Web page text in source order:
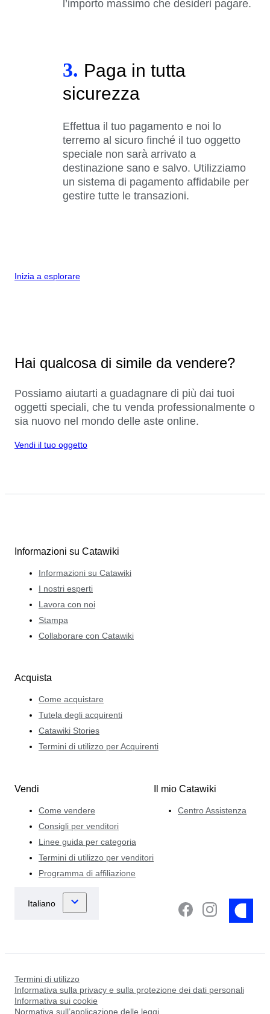
l’importo massimo che desideri pagare.
3. Paga in tutta
sicurezza
Effettua il tuo pagamento e noi lo
terremo al sicuro finché il tuo oggetto
speciale non sarà arrivato a
destinazione sano e salvo. Utilizziamo
un sistema di pagamento affidabile per
gestire tutte le transazioni.
Inizia a esplorare
Hai qualcosa di simile da vendere?
Possiamo aiutarti a guadagnare di più dai tuoi
oggetti speciali, che tu venda professionalmente o
sia nuovo nel mondo delle aste online.
Vendi il tuo oggetto
Informazioni su Catawiki
Informazioni su Catawiki
I nostri esperti
Lavora con noi
Stampa
Collaborare con Catawiki
Acquista
Come acquistare
Tutela degli acquirenti
Catawiki Stories
Termini di utilizzo per Acquirenti
Vendi
Come vendere
Consigli per venditori
Linee guida per categoria
Termini di utilizzo per venditori
Programma di affiliazione
Il mio Catawiki
Centro Assistenza
Termini di utilizzo
Informativa sulla privacy e sulla protezione dei dati personali
Informativa sui cookie
Normativa sull’applicazione delle leggi